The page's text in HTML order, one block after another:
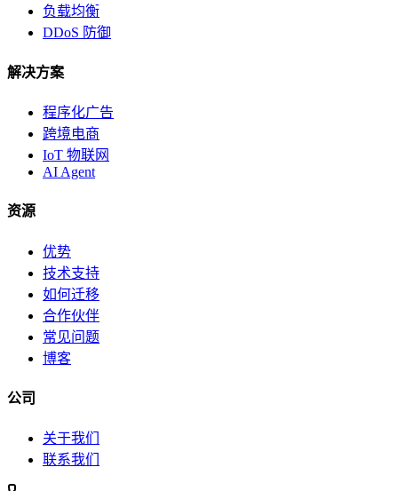
负载均衡
DDoS 防御
解决方案
程序化广告
跨境电商
IoT 物联网
AI Agent
资源
优势
技术支持
如何迁移
合作伙伴
常见问题
博客
公司
关于我们
联系我们